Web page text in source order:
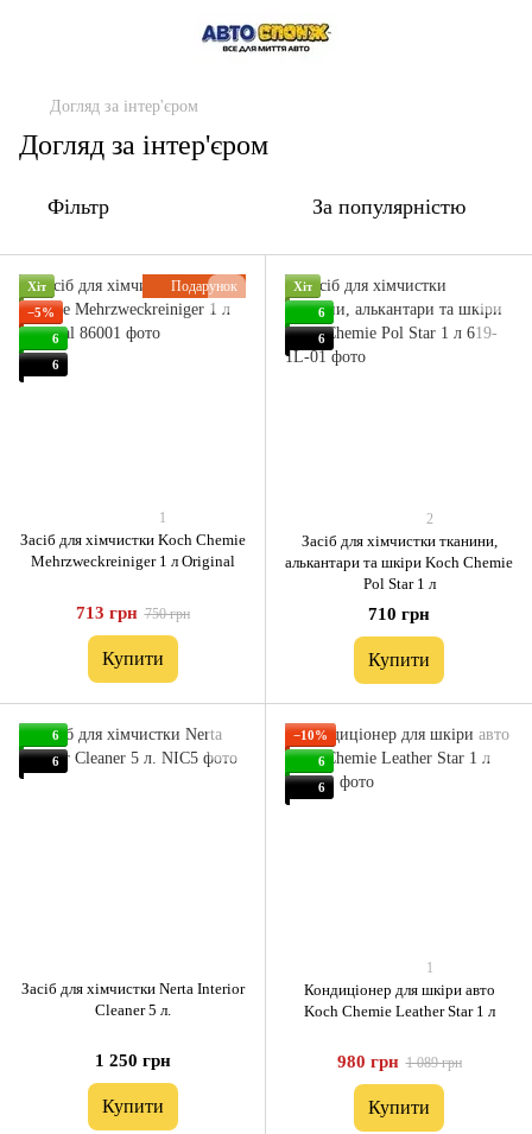
Догляд за інтер'єром
Догляд за інтер'єром
Фільтр За популярністю
Подарунок
Хіт
−5%
6
6
1
Засіб для хімчистки Koch Chemie
Mehrzweckreiniger 1 л Original
713 грн 750 грн
Купити
Хіт
6
6
2
Засіб для хімчистки тканини,
алькантари та шкіри Koch Chemie
Pol Star 1 л
710 грн
Купити
6
6
Засіб для хімчистки Nerta Interior
Cleaner 5 л.
1 250 грн
Купити
−10%
6
6
1
Кондиціонер для шкіри авто
Koch Chemie Leather Star 1 л
980 грн 1 089 грн
Купити